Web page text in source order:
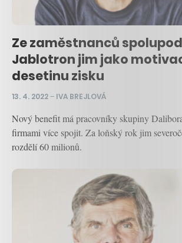
Ze zaměstnanců
Jablotron jim jako
desetinu zisku
13. 4. 2022– IVA BREJLOVÁ
Nový benefit má pracovníky skupiny
firmami více spojit. Za loňský rok jim
rozdělí 60 milionů.